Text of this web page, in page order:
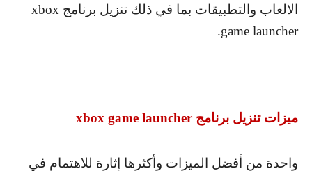
الالعاب والتطبيقات بما في ذلك تنزيل برنامج xbox
game launcher
.
ميزات تنزيل برنامج xbox game launcher
واحدة من أفضل الميزات وأكثرها إثارة للاهتمام في